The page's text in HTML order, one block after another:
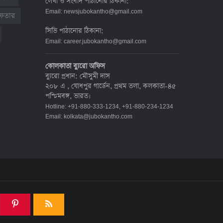
দেশে করোনায় মৃত্যু ও শনাক্ত কমেছে
৬ জুলাই ২০২২, ১৯:০২
হাজার ৯৯৮
৫ জুলাই ২০২২, ১৮:৪৭
করোনায় ২৪ ঘণ্টায় মৃত্যু ১২, শনাক্ত দুই
Email: newsjubokantho@gmail.com
সিভি পাঠানোর ঠিকানা:
Email: career.jubokantho@gmail.com
কোলকাতা ব্যুরো অফিস
ব্যুরো প্রধান: মৌসুমী দাস
২০৮ এ , যোধপুর গার্ডেন, প্রথম তলা, কলকাতা-৪৫
পশ্চিমবঙ্গ, ভারত।
Hotline: +91-880-333-1234, +91-880-234-1234
Email: kolkata@jubokantho.com